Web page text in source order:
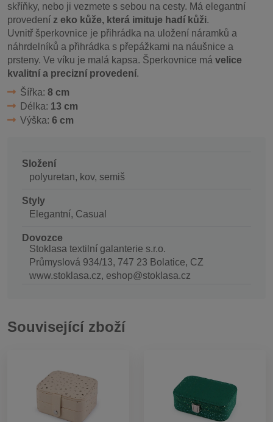
skříňky, nebo ji vezmete s sebou na cesty. Má elegantní
provedení z eko kůže, která imituje hadí kůži.
Uvnitř šperkovnice je přihrádka na uložení náramků a
náhrdelníků a přihrádka s přepážkami na náušnice a
prsteny. Ve víku je malá kapsa. Šperkovnice má velice
kvalitní a precizní provedení.
Šířka: 8 cm
Délka: 13 cm
Výška: 6 cm
Složení
polyuretan, kov, semiš
Styly
Elegantní, Casual
Dovozce
Stoklasa textilní galanterie s.r.o.
Průmyslová 934/13, 747 23 Bolatice, CZ
www.stoklasa.cz, eshop@stoklasa.cz
Související zboží